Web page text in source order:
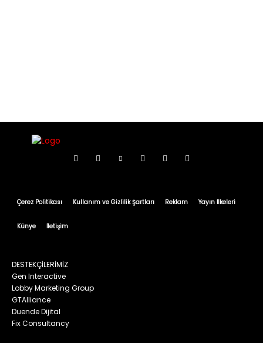
Çerez Politikası Kullanım ve Gizlilik Şartları Reklam Yayın İlkeleri
Künye İletişim
DESTEKÇİLERİMİZ
Gen Interactive
Lobby Marketing Group
GTAlliance
Duende Dijital
Fix Consultancy